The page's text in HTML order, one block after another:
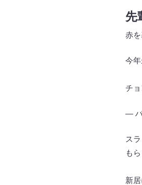
先
赤
今
チ
— バ
ス
も
新